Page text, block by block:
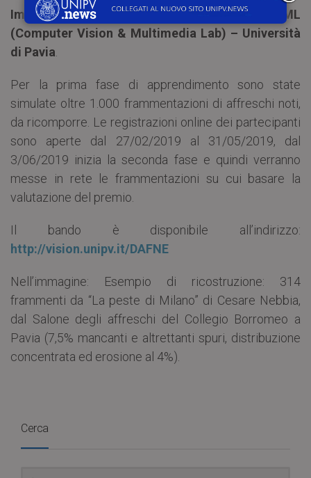
Imaging & the Visual Arts – Florence); CVML
(Computer Vision & Multimedia Lab) – Università
di Pavia
Per la prima fase di apprendimento sono state
simulate oltre 1.000 frammentazioni di affreschi noti,
da ricomporre. Le registrazioni online dei partecipanti
sono aperte dal 27/02/2019 al 31/05/2019, dal
3/06/2019 inizia la seconda fase e quindi verranno
messe in rete le frammentazioni su cui basare la
valutazione del premio.
Il bando è disponibile all’indirizzo:
http://vision.unipv.it/DAFNE
Nell’immagine: Esempio di ricostruzione: 314
frammenti da “La peste di Milano” di Cesare Nebbia,
dal Salone degli affreschi del Collegio Borromeo a
Pavia (7,5% mancanti e altrettanti spuri, distribuzione
concentrata ed erosione al 4%).
Cerca